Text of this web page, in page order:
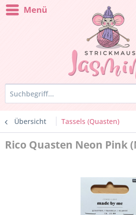
Menü
Übersicht Tassels (Quasten)
Rico Quasten Neon Pink